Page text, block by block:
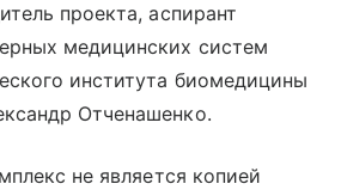
проекта, аспирант
медицинских систем
института биомедицины
Отченашенко.
не является копией